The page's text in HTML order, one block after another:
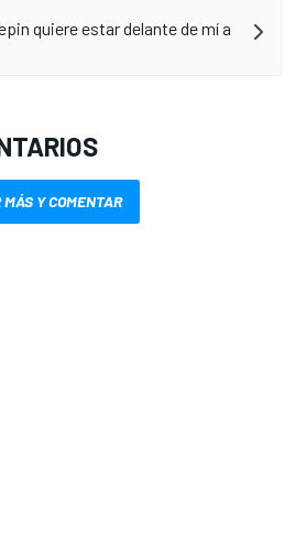
quiere estar delante de mí a
MÁS Y COMENTAR